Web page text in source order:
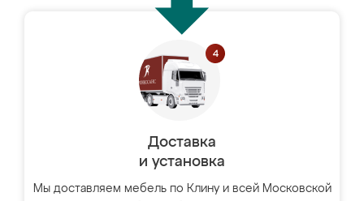
Доставка
и установка
Мы доставляем мебель по Клину и всей Московской